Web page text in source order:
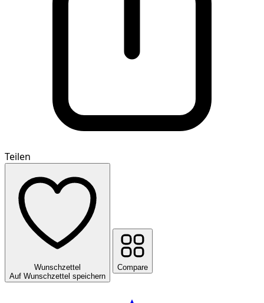
Teilen
Wunschzettel
Auf Wunschzettel speichern
Compare